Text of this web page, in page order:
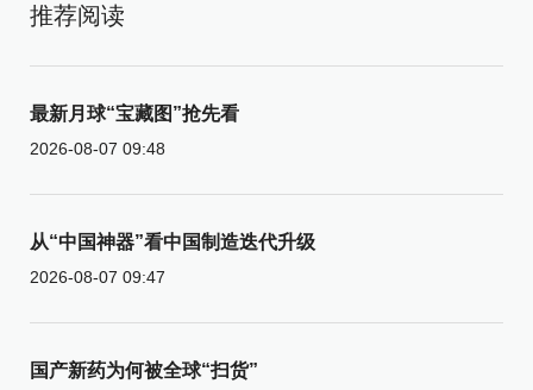
推荐阅读
最新月球“宝藏图”抢先看
2026-08-07 09:48
从“中国神器”看中国制造迭代升级
2026-08-07 09:47
国产新药为何被全球“扫货”